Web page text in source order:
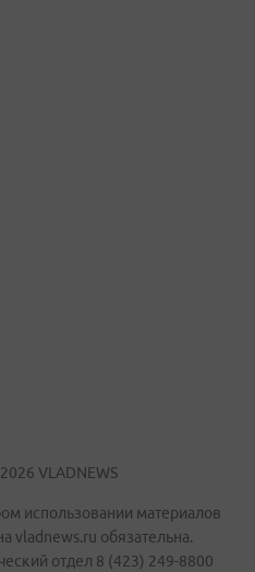
VLADNEWS
использовании материалов
vladnews.ru обязательна.
отдел 8 (423) 249-8800